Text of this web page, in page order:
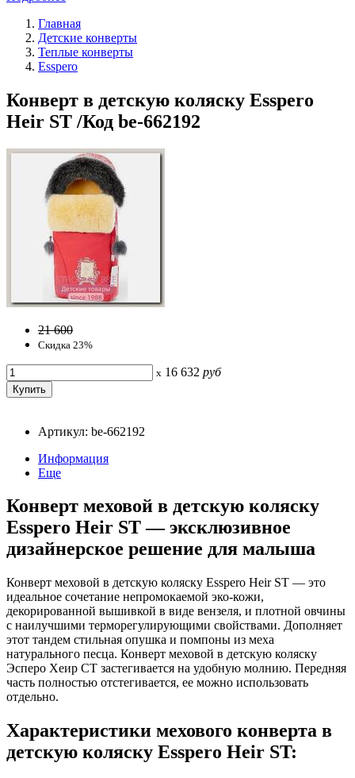
Главная
Детские конверты
Теплые конверты
Esspero
Конверт в детскую коляску Esspero
Heir ST /Код be-662192
21 600
Скидка 23%
x 16 632 руб
Артикул: be-662192
Информация
Еще
Конверт меховой в детскую коляску
Esspero Heir ST — эксклюзивное
дизайнерское решение для малыша
Конверт меховой в детскую коляску Esspero Heir ST — это
идеальное сочетание непромокаемой эко-кожи,
декорированной вышивкой в виде вензеля, и плотной овчины
с наилучшими терморегулирующими свойствами. Дополняет
этот тандем стильная опушка и помпоны из меха
натурального песца. Конверт меховой в детскую коляску
Эсперо Хеир СТ застегивается на удобную молнию. Передняя
часть полностью отстегивается, ее можно использовать
отдельно.
Характеристики мехового конверта в
детскую коляску Esspero Heir ST: